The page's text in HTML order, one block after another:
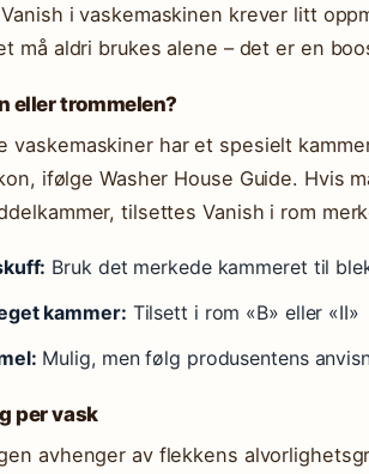
i vaskemaskinen krever litt
må aldri brukes alene – det er en
eller trommelen?
vaskemaskiner har et spesielt
ifølge Washer House Guide. Hvis
tilsettes Vanish i rom
Bruk det merkede kammeret til
kammer: Tilsett i rom «B» eller «II»
Mulig, men følg produsentens
per vask
avhenger av flekkens